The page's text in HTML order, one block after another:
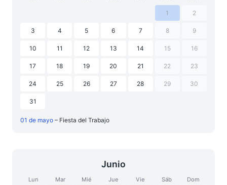
1 2
3 4 5 6 7 8 9
10 11 12 13 14 15 16
17 18 19 20 21 22 23
24 25 26 27 28 29 30
31
01 de mayo – Fiesta del Trabajo
Junio
Lun Mar Mié Jue Vie Sáb Dom